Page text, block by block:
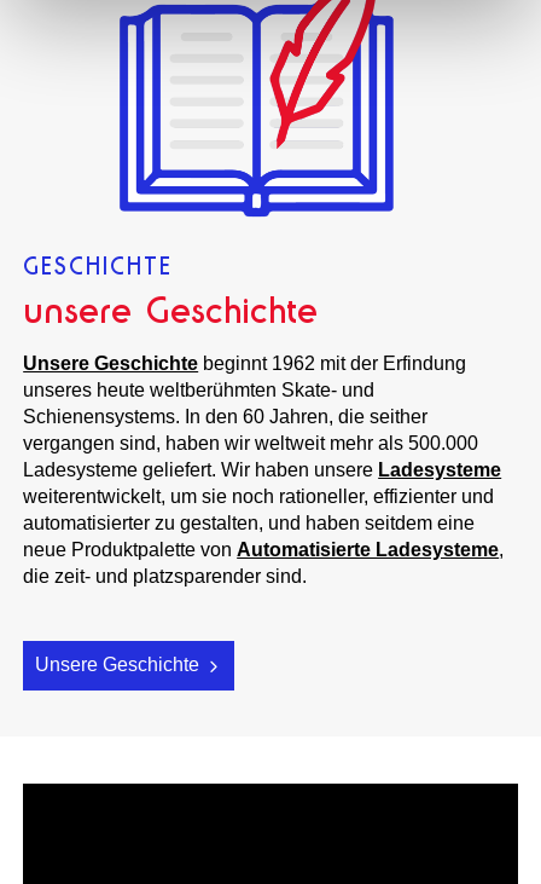
GESCHICHTE
unsere Geschichte
Unsere Geschichte beginnt 1962 mit der Erfindung
unseres heute weltberühmten Skate- und
Schienensystems. In den 60 Jahren, die seither
vergangen sind, haben wir weltweit mehr als 500.000
Ladesysteme geliefert. Wir haben unsere Ladesysteme
weiterentwickelt, um sie noch rationeller, effizienter und
automatisierter zu gestalten, und haben seitdem eine
neue Produktpalette vonAutomatisierte Ladesysteme,
die zeit- und platzsparender sind.
Unsere Geschichte